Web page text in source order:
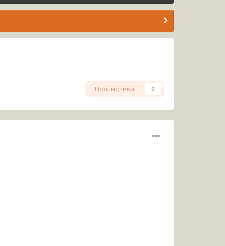
Подписчики 0